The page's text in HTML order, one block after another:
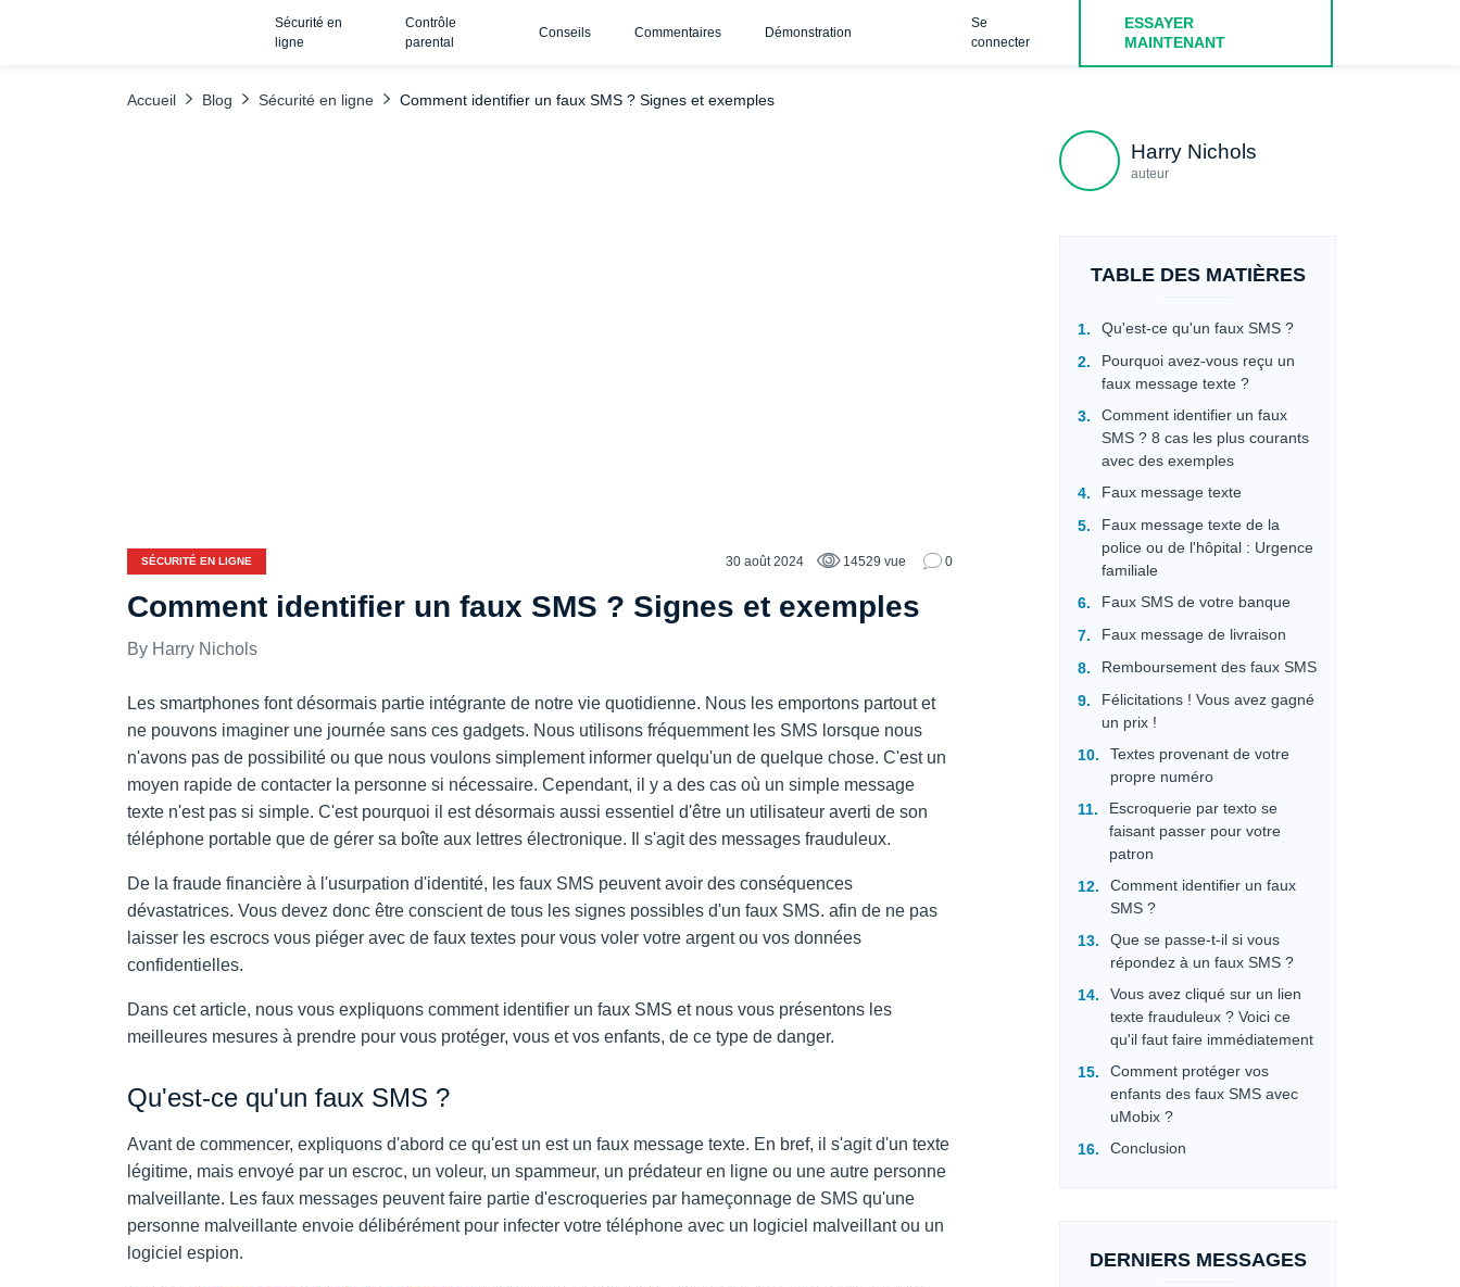
Sécurité en
ligne
Contrôle
parental
Conseils Commentaires Démonstration
Se
connecter
ESSAYER
MAINTENANT
Accueil Blog Sécurité en ligne Comment identifier un faux SMS ? Signes et exemples
SÉCURITÉ EN LIGNE 30 août 2024 14529 vue 0
Comment identifier un faux SMS ? Signes et exemples
Harry Nichols
Les smartphones font désormais partie intégrante de notre vie quotidienne. Nous les emportons partout et
ne pouvons imaginer une journée sans ces gadgets. Nous utilisons fréquemment les SMS lorsque nous
n'avons pas de possibilité ou que nous voulons simplement informer quelqu'un de quelque chose. C'est un
moyen rapide de contacter la personne si nécessaire. Cependant, il y a des cas où un simple message
texte n'est pas si simple. C'est pourquoi il est désormais aussi essentiel d'être un utilisateur averti de son
téléphone portable que de gérer sa boîte aux lettres électronique. Il s'agit des messages frauduleux.
De la fraude financière à l'usurpation d'identité, les faux SMS peuvent avoir des conséquences
dévastatrices. Vous devez donc être conscient de tous les signes possibles d'un faux SMS. afin de ne pas
laisser les escrocs vous piéger avec de faux textes pour vous voler votre argent ou vos données
confidentielles.
Dans cet article, nous vous expliquons comment identifier un faux SMS et nous vous présentons les
meilleures mesures à prendre pour vous protéger, vous et vos enfants, de ce type de danger.
Qu'est-ce qu'un faux SMS ?
Avant de commencer, expliquons d'abord ce qu'est un est un faux message texte. En bref, il s'agit d'un texte
légitime, mais envoyé par un escroc, un voleur, un spammeur, un prédateur en ligne ou une autre personne
malveillante. Les faux messages peuvent faire partie d'escroqueries par hameçonnage de SMS qu'une
personne malveillante envoie délibérément pour infecter votre téléphone avec un logiciel malveillant ou un
logiciel espion.
Harry Nichols
auteur
TABLE DES MATIÈRES
Qu'est-ce qu'un faux SMS ?
Pourquoi avez-vous reçu un
faux message texte ?
Comment identifier un faux
SMS ? 8 cas les plus courants
avec des exemples
Faux message texte
Faux message texte de la
police ou de l'hôpital : Urgence
familiale
Faux SMS de votre banque
Faux message de livraison
Remboursement des faux SMS
Félicitations ! Vous avez gagné
un prix !
Textes provenant de votre
propre numéro
Escroquerie par texto se
faisant passer pour votre
patron
Comment identifier un faux
SMS ?
Que se passe-t-il si vous
répondez à un faux SMS ?
Vous avez cliqué sur un lien
texte frauduleux ? Voici ce
qu'il faut faire immédiatement
Comment protéger vos
enfants des faux SMS avec
uMobix ?
Conclusion
DERNIERS MESSAGES
TABLE DES MATIÈRES
Comment identifier un faux SMS ? Que se passe-t-il si vous répondez à un faux SMS ? Vous avez cliqué sur un lien texte frauduleux ? Voici ce qu'il faut faire